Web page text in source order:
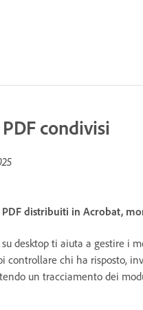
condivisi
distribuiti in Acrobat,
desktop ti aiuta a gestire i
controllare chi ha risposto,
un tracciamento dei